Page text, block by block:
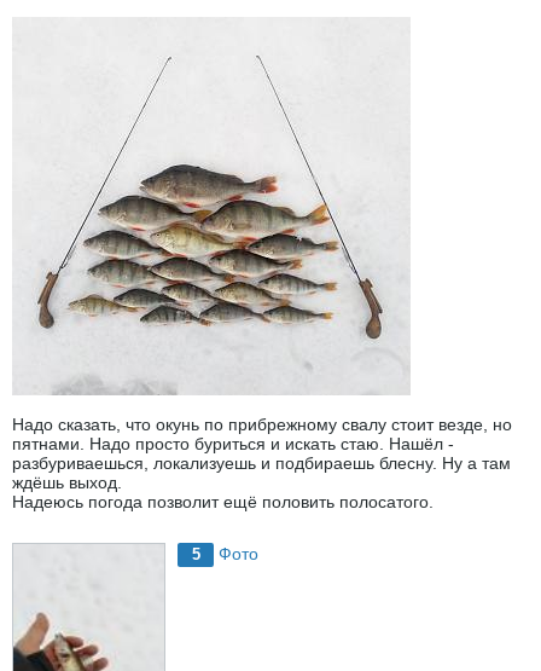
Надо сказать, что окунь по прибрежному свалу стоит везде, но
пятнами. Надо просто буриться и искать стаю. Нашёл -
разбуриваешься, локализуешь и подбираешь блесну. Ну а там
ждёшь выход.
Надеюсь погода позволит ещё половить полосатого.
5 Фото